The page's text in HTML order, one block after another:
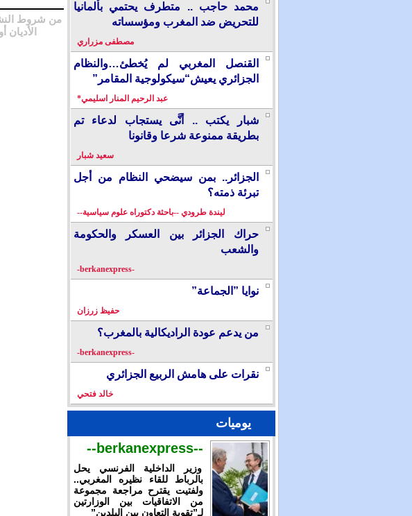
محمد حاجب .. متطرف يحتمي بألمانيا
للتحريض ضد المغرب ومؤسساته
مصطفى مزراري
القنصل المغربي لم يُخطئ…والنظام
الجزائري يعيش“سيكولوجية المقامر”
عبد الرحيم المنار اسليمي*
شبار يكتب .. أنَّى يستجاب لدعاء تم
بطريقة ممنوعة شرعا وقانونا
سعيد شبار
الجزائر.. بمن سيضحي النظام من أجل
تبرئة ذمته؟
ليندة طرودي --باحثة دكتوراه علوم سياسية--
حراك الجزائر بين العسكر والحكومة
والشعب
-berkanexpress-
نوايا ”الجماعة”
حفيظ زرزان
من يدعم عودة الراديكالية بالمغرب؟
-berkanexpress-
نقرات على هامش الربيع الجزائري
خالد فتحي
يوميات
--berkanexpress--
وزير الداخلية الفرنسي يحل
بالرباط للقاء نظيره المغربي..
ولفتيت يقترح مراجعة مجموعة
من الاتفاقيات بين الوزارتين
لـ”تقوية التعاون بين البلدين”
من شروط